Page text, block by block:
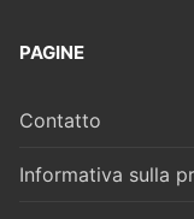
PAGINE
Contatto
Informativa sulla